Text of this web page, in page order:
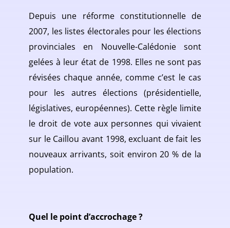
Depuis une réforme constitutionnelle de
2007, les listes électorales pour les élections
provinciales en Nouvelle-Calédonie sont
gelées à leur état de 1998. Elles ne sont pas
révisées chaque année, comme c’est le cas
pour les autres élections (présidentielle,
législatives, européennes). Cette règle limite
le droit de vote aux personnes qui vivaient
sur le Caillou avant 1998, excluant de fait les
nouveaux arrivants, soit environ 20 % de la
population.
Quel le point d’accrochage ?